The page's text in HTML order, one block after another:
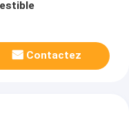
Contactez